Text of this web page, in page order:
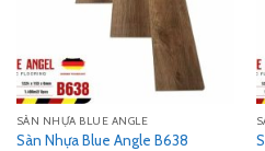
SÀN NHỰA BLUE ANGLE
Sàn Nhựa Blue Angle B638